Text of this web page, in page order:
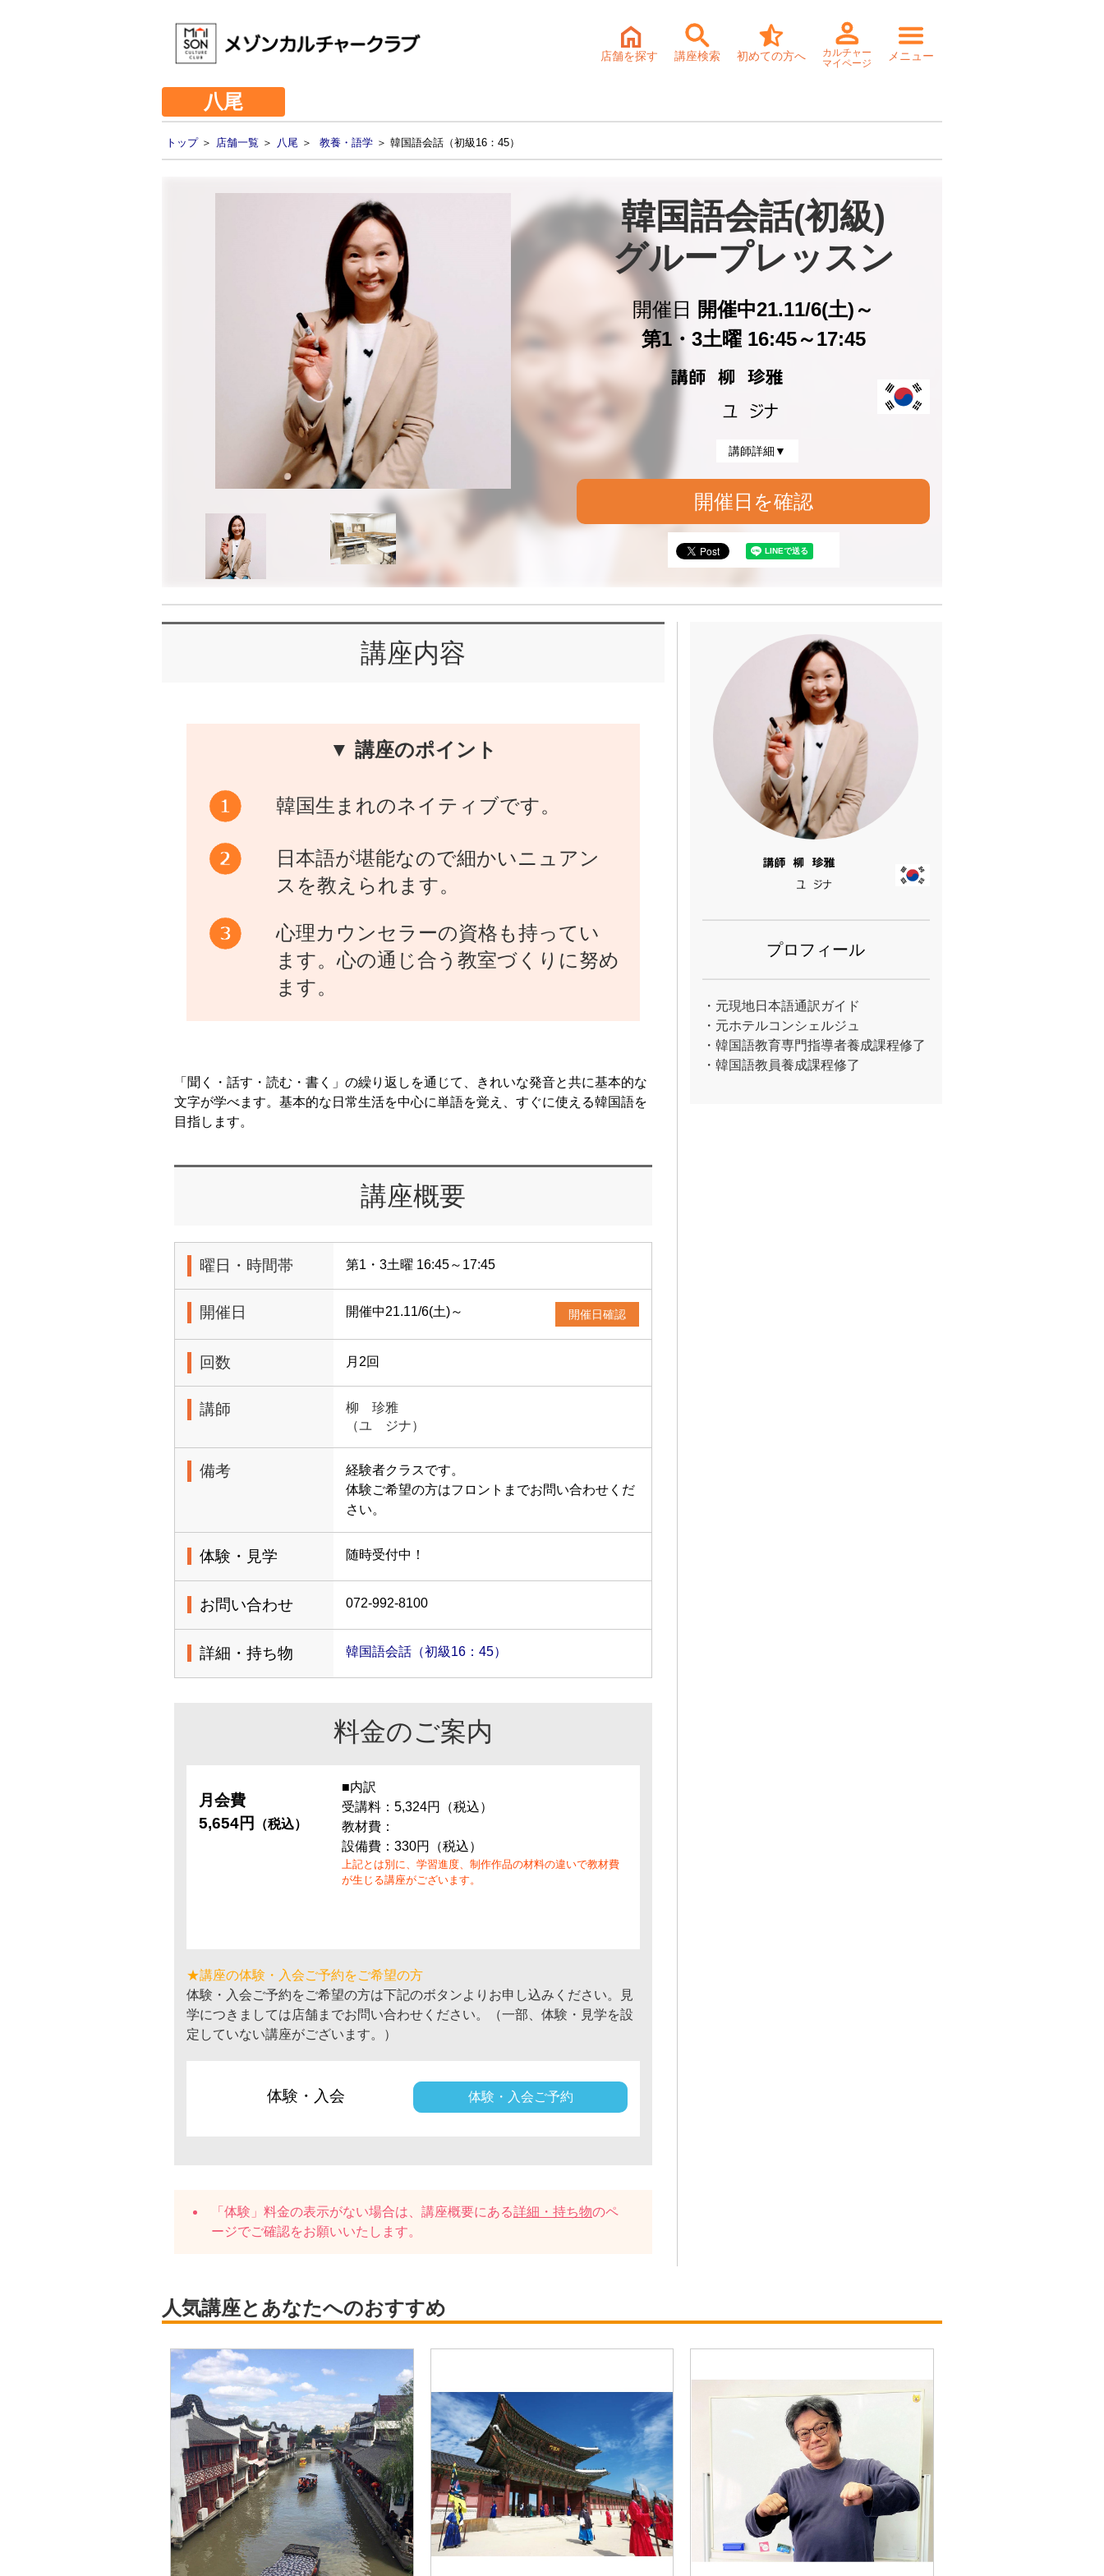
店舗を探す 講座検索 初めての方へ
カルチャー
マイページ
メニュー
八尾
トップ＞ 店舗一覧 ＞ 八尾 ＞ 教養・語学 ＞ 韓国語会話（初級16：45）
韓国語会話(初級)
グループレッスン
開催日
開催中21.11/6(土)～
第1・3土曜 16:45～17:45
講師詳細▼
開催日を確認
講座内容
▼ 講座のポイント
韓国生まれのネイティブです。
日本語が堪能なので細かいニュアン
スを教えられます。
心理カウンセラーの資格も持ってい
ます。心の通じ合う教室づくりに努め
ます。
「聞く・話す・読む・書く」の繰り返しを通じて、きれいな発音と共に基本的な
文字が学べます。基本的な日常生活を中心に単語を覚え、すぐに使える韓国語を
目指します。
講座概要
曜日・時間帯 第1・3土曜 16:45～17:45
開催日 開催中21.11/6(土)～ 開催日確認
回数 月2回
講師
柳 珍雅
（ユ ジナ）
備考
経験者クラスです。
体験ご希望の方はフロントまでお問い合わせくだ
さい。
体験・見学 随時受付中！
お問い合わせ 072-992-8100
詳細・持ち物 韓国語会話（初級16：45）
料金のご案内
月会費
5,654円
（税込）
■内訳
受講料：5,324円（税込）
教材費：
設備費：330円（税込）
上記とは別に、学習進度、制作作品の材料の違いで教材費
が生じる講座がございます。
★講座の体験・入会ご予約をご希望の方
体験・入会ご予約をご希望の方は下記のボタンよりお申し込みください。見
学につきましては店舗までお問い合わせください。（一部、体験・見学を設
定していない講座がございます。）
体験・入会 体験・入会ご予約
「体験」料金の表示がない場合は、講座概要にある詳細・持ち物のペ
ージでご確認をお願いいたします。
プロフィール
・元現地日本語通訳ガイド
・元ホテルコンシェルジュ
・韓国語教育専門指導者養成課程修了
・韓国語教員養成課程修了